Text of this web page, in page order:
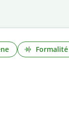
Formalité